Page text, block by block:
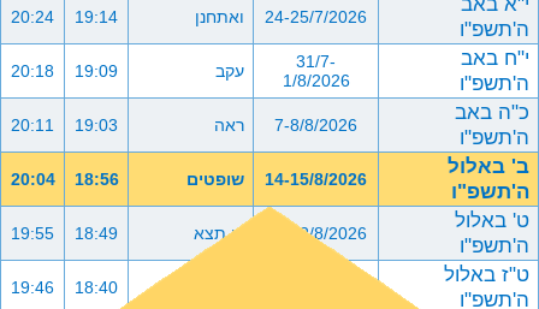
ה'תשפ"ו
24-25/7/2026 ואתחנן 19:14
20:24
י"ח באב
ה'תשפ"ו
31/7-
1/8/2026
עקב 19:09
20:18
כ"ה באב
ה'תשפ"ו
7-8/8/2026 ראה 19:03
20:11
ב' באלול
ה'תשפ"ו
14-15/8/2026 שופטים 18:56
20:04
ט' באלול
ה'תשפ"ו
21-22/8/2026 כי תצא 18:49
19:55
ט"ז באלול
ה'תשפ"ו
18:40
19:46